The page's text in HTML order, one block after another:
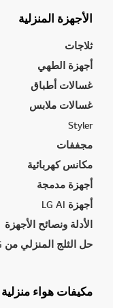
الأجهزة المنزلية
ثلاجات
أجهزة الطهي
غسالات أطباق
غسالات ملابس
Styler
مجففات
مكانس كهربائية
أجهزة مدمجة
أجهزة LG AI
الأدلة ونصائح الأجهزة
حل الثلج المنزلي من LG
مكيفات هواء منزلية